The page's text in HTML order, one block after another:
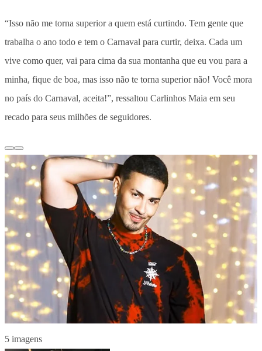
“Isso não me torna superior a quem está curtindo. Tem gente que
trabalha o ano todo e tem o Carnaval para curtir, deixa. Cada um
vive como quer, vai para cima da sua montanha que eu vou para a
minha, fique de boa, mas isso não te torna superior não! Você mora
no país do Carnaval, aceita!”, ressaltou Carlinhos Maia em seu
recado para seus milhões de seguidores.
5 imagens